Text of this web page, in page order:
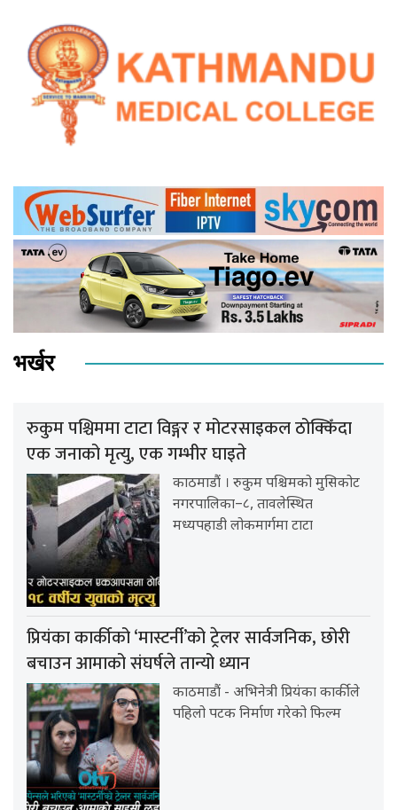
भर्खर
रुकुम पश्चिममा टाटा विङ्गर र मोटरसाइकल ठोक्किँदा
एक जनाको मृत्यु, एक गम्भीर घाइते
काठमाडौं । रुकुम पश्चिमको मुसिकोट
नगरपालिका–८, तावलेस्थित
मध्यपहाडी लोकमार्गमा टाटा
प्रियंका कार्कीको ‘मास्टर्नी’को ट्रेलर सार्वजनिक, छोरी
बचाउन आमाको संघर्षले तान्यो ध्यान
काठमाडौं - अभिनेत्री प्रियंका कार्कीले
पहिलो पटक निर्माण गरेको फिल्म